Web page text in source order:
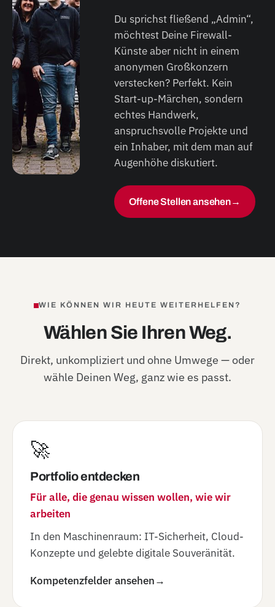
Du sprichst fließend „Admin“,
möchtest Deine Firewall-
Künste aber nicht in einem
anonymen Großkonzern
verstecken? Perfekt. Kein
Start-up-Märchen, sondern
echtes Handwerk,
anspruchsvolle Projekte und
ein Inhaber, mit dem man auf
Augenhöhe diskutiert.
Offene Stellen ansehen→
WIE KÖNNEN WIR HEUTE WEITERHELFEN?
Wählen Sie Ihren Weg.
Direkt, unkompliziert und ohne Umwege — oder
wähle Deinen Weg, ganz wie es passt.
🚀
Portfolio entdecken
Für alle, die genau wissen wollen, wie wir
arbeiten
In den Maschinenraum: IT-Sicherheit, Cloud-
Konzepte und gelebte digitale Souveränität.
Kompetenzfelder ansehen→